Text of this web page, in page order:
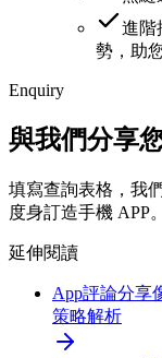
進階
勢，助
Enquiry
與我們分享
填寫查詢表格，我
度身訂造手機 APP。
延伸閱讀
App評論分享
策略解析